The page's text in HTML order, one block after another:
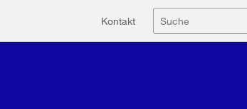
Hilfsnavigation
Kontakt Suche